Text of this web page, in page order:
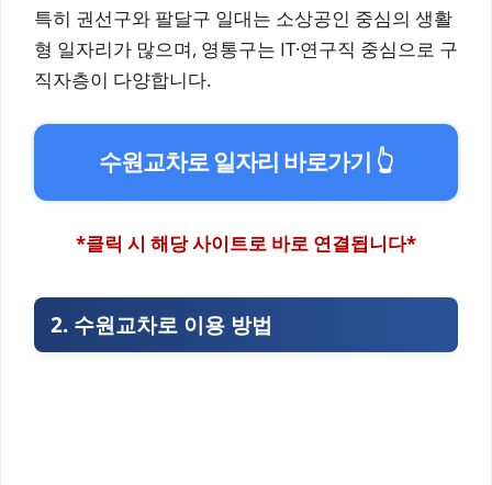
특히 권선구와 팔달구 일대는 소상공인 중심의 생활
형 일자리가 많으며, 영통구는 IT·연구직 중심으로 구
직자층이 다양합니다.
수원교차로 일자리 바로가기 👆
*클릭 시 해당 사이트로 바로 연결됩니다*
2. 수원교차로 이용 방법